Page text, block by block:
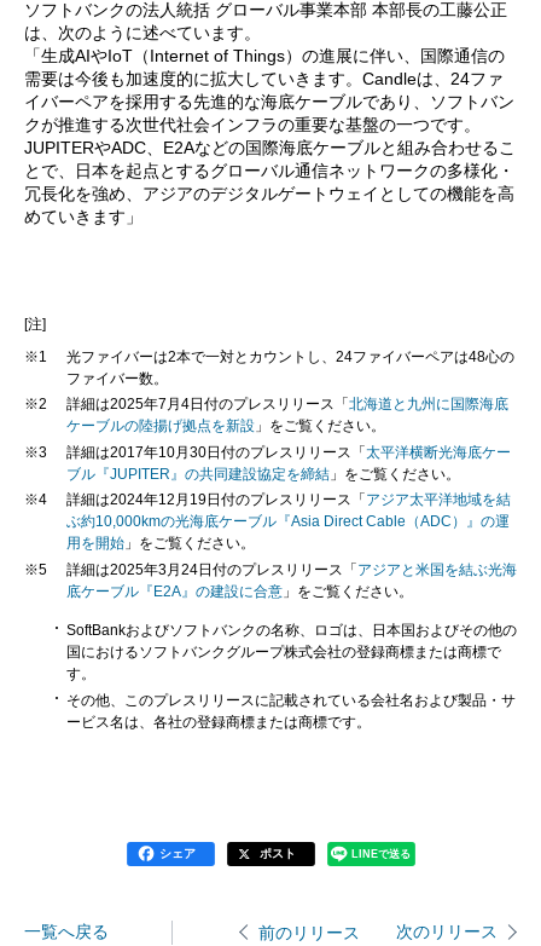
ソフトバンクの法人統括 グローバル事業本部 本部長の工藤公正
は、次のように述べています。
「生成AIやIoT（Internet of Things）の進展に伴い、国際通信の
需要は今後も加速度的に拡大していきます。Candleは、24ファ
イバーペアを採用する先進的な海底ケーブルであり、ソフトバン
クが推進する次世代社会インフラの重要な基盤の一つです。
JUPITERやADC、E2Aなどの国際海底ケーブルと組み合わせるこ
とで、日本を起点とするグローバル通信ネットワークの多様化・
冗長化を強め、アジアのデジタルゲートウェイとしての機能を高
めていきます」
[注]
※1
光ファイバーは2本で一対とカウントし、24ファイバーペアは48心の
ファイバー数。
※2
詳細は2025年7月4日付のプレスリリース「 北海道と九州に国際海底
ケーブルの陸揚げ拠点を新設 」をご覧ください。
※3
詳細は2017年10月30日付のプレスリリース「太平洋横断光海底ケー
ブル『JUPITER』の共同建設協定を締結 」をご覧ください。
※4
詳細は2024年12月19日付のプレスリリース「 アジア太平洋地域を結
ぶ約10,000kmの光海底ケーブル『Asia Direct Cable（ADC）』の運
用を開始 」をご覧ください。
※5
詳細は2025年3月24日付のプレスリリース「 アジアと米国を結ぶ光海
底ケーブル『E2A』の建設に合意 」をご覧ください。
SoftBankおよびソフトバンクの名称、ロゴは、日本国およびその他の
国におけるソフトバンクグループ株式会社の登録商標または商標で
す。
その他、このプレスリリースに記載されている会社名および製品・サ
ービス名は、各社の登録商標または商標です。
シェア ポスト LINEで送る
一覧へ戻る 前のリリース 次のリリース